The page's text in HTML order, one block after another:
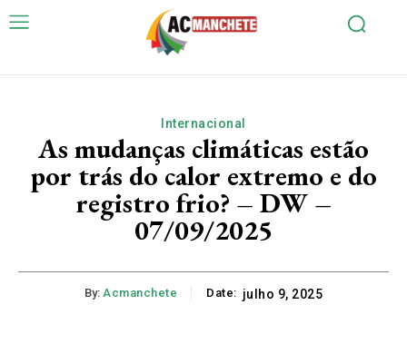
Internacional
As mudanças climáticas estão
por trás do calor extremo e do
registro frio? – DW –
07/09/2025
By: Acmanchete Date: julho 9, 2025